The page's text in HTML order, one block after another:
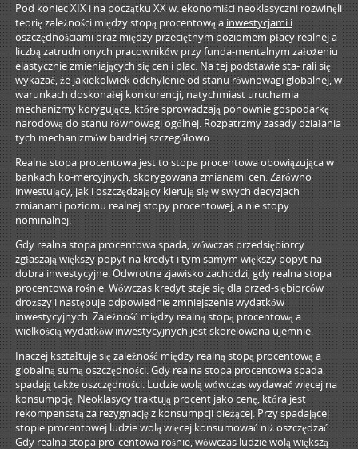
Pod koniec XIX i na początku XX w. ekonomiści neoklasyczni rozwinęli
teorię zależności między stopą procentową ainwestycjami i
oszczędnościamioraz między przeciętnym poziomem płacy realnej a
liczbą zatrudnionych pracowników przy funda-mentalnym założeniu
elastycznie zmieniających się cen i plac. Na tej podstawie sta- rali się
wykazać, że jakiekolwiek odchylenie od stanu równowagi globalnej, w
warunkach doskonałej konkurencji, natychmiast uruchamia
mechanizmy korygujące, które sprowadzają ponownie gospodarkę
narodową do stanu równowagi ogólnej. Rozpatrzmy zasady działania
tych mechanizmów bardziej szczegółowo.
Realna stopa procentowa jest to stopa procentowa obowiązująca w
bankach ko-mercyjnych, skorygowana zmianami cen. Zarówno
inwestujący, jak i oszczędzający kierują się w swych decyzjach
zmianami poziomu realnej stopy procentowej, a nie stopy
nominalnej.
Gdy realna stopa procentowa spada, wówczas przedsiębiorcy
zgłaszają większy popyt na kredyt i tym samym większy popyt na
dobra inwestycyjne. Odwrotne zjawisko zachodzi, gdy realna stopa
procentowa rośnie. Wówczas kredyt staje się dla przed-siębiorców
droższy i następuje odpowiednie zmniejszenie wydatków
inwestycyjnych. Zależność między realną stopą procentową a
wielkością wydatków inwestycyjnych jest skorelowana ujemnie.
Inaczej kształtuje się zależność między realną stopą procentową a
globalną sumą oszczędności. Gdy realna stopa procentowa spada,
spadają także oszczędności. Ludzie wolą wówczas wydawać więcej na
konsumpcję. Neoklasycy traktują procent jako cenę, która jest
rekompensatą za rezygnację z konsumpcji bieżącej. Przy spadającej
stopie procentowej ludzie wolą więcej konsumować niż oszczędzać.
Gdy realna stopa pro-centowa rośnie, wówczas ludzie wolą większą